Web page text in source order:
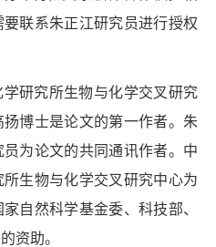
联系朱正江研究员进行授权
研究所生物与化学交叉研究
博士是论文的第一作者。朱
为论文的共同通讯作者。中
生物与化学交叉研究中心为
自然科学基金委、科技部、
资助。